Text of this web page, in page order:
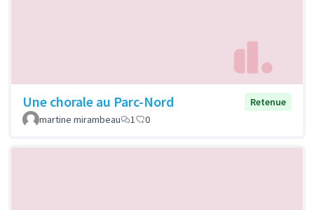
Une chorale au Parc-Nord
Retenue
martine mirambeau
1 0